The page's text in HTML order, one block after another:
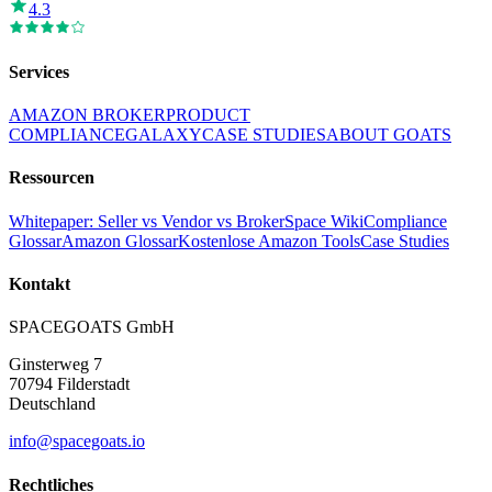
4.3
Services
AMAZON BROKERPRODUCT
COMPLIANCEGALAXYCASE STUDIESABOUT GOATS
Ressourcen
Whitepaper: Seller vs Vendor vs BrokerSpace WikiCompliance
GlossarAmazon GlossarKostenlose Amazon ToolsCase Studies
Kontakt
SPACEGOATS GmbH
Ginsterweg 7
70794 Filderstadt
Deutschland
info@spacegoats.io
Rechtliches